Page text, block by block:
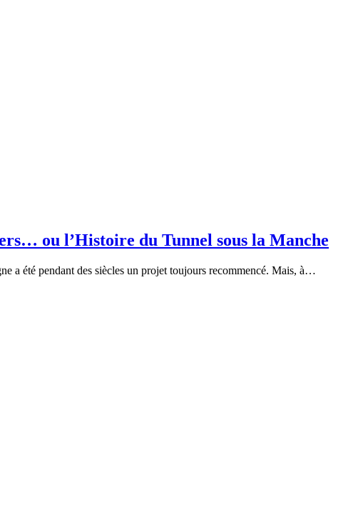
ou l’Histoire du Tunnel sous la Manche
a été pendant des siècles un projet toujours recommencé. Mais, à…